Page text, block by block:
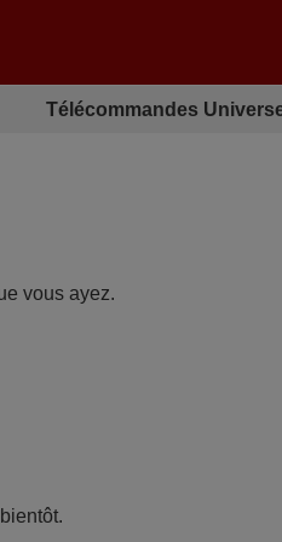
Télécommandes
vous ayez.